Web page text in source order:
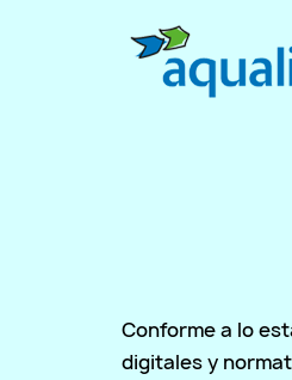
Conforme a lo
digitales y